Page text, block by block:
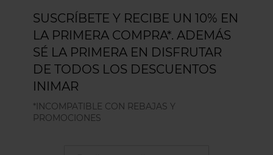
SUSCRÍBETE Y RECIBE UN 10% EN
LA PRIMERA COMPRA*. ADEMÁS
SÉ LA PRIMERA EN DISFRUTAR
DE TODOS LOS DESCUENTOS
INIMAR
*INCOMPATIBLE CON REBAJAS Y
PROMOCIONES